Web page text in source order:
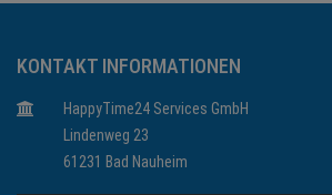
KONTAKT INFORMATIONEN
HappyTime24 Services GmbH
Lindenweg 23
61231 Bad Nauheim